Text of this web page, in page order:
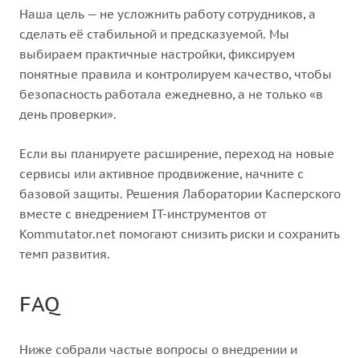
Наша цель — не усложнить работу сотрудников, а
сделать её стабильной и предсказуемой. Мы
выбираем практичные настройки, фиксируем
понятные правила и контролируем качество, чтобы
безопасность работала ежедневно, а не только «в
день проверки».
Если вы планируете расширение, переход на новые
сервисы или активное продвижение, начните с
базовой защиты. Решения Лаборатории Касперского
вместе с внедрением IT-инструментов от
Kommutator.net помогают снизить риски и сохранить
темп развития.
FAQ
Ниже собрали частые вопросы о внедрении и